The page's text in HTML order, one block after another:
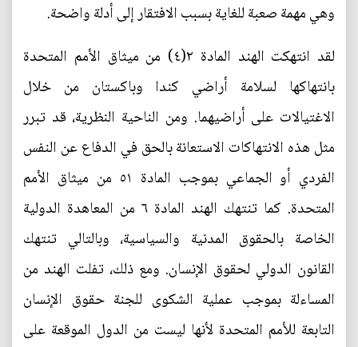
وهي مهمة صعبة للغاية بسبب الافتقار إلى أدلة واضحة.
لقد انتهكت الهند المادة ٢(٤) من ميثاق الأمم المتحدة
بانتهاكها لسلامة أراضي كندا وباكستان من خلال
الاغتيالات على أراضيهما. ومن الناحية النظرية، قد تبرر
مثل هذه الانتهاكات الاستعانة بالحق في الدفاع عن النفس
الفردي أو الجماعي بموجب المادة ٥١ من ميثاق الأمم
المتحدة. كما تنتهك الهند المادة ٦ من المعاهدة الدولية
الخاصة بالحقوق المدنية والسياسية، وبالتالي تنتهك
القانون الدولي لحقوق الإنسان. ومع ذلك، تفلت الهند من
المساءلة بموجب عملية الشكوى للجنة حقوق الإنسان
التابعة للأمم المتحدة لأنها ليست من الدول الموقعة على